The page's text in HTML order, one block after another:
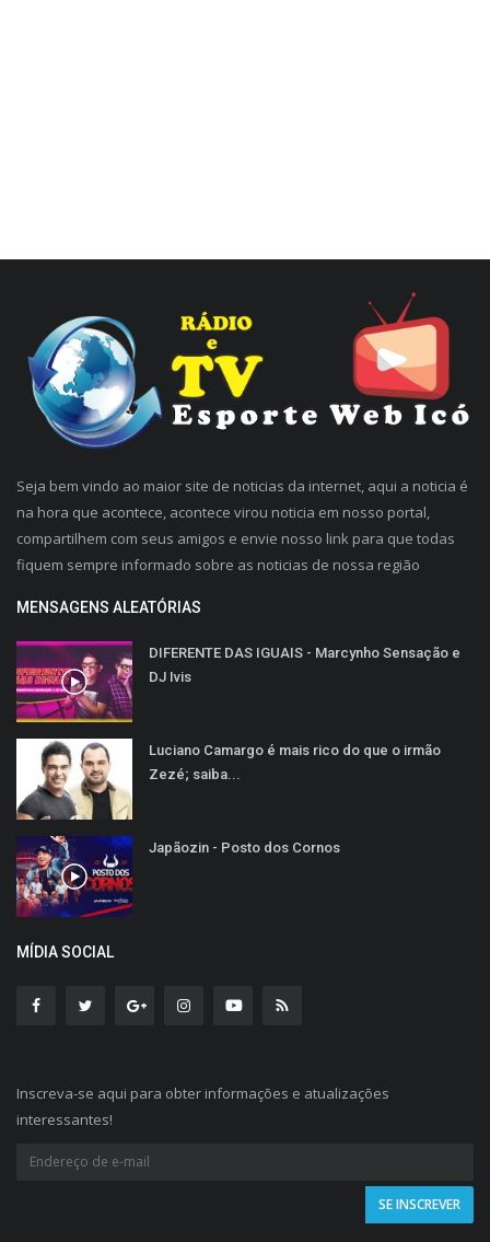
Seja bem vindo ao maior site de noticias da internet, aqui a noticia é
na hora que acontece, acontece virou noticia em nosso portal,
compartilhem com seus amigos e envie nosso link para que todas
fiquem sempre informado sobre as noticias de nossa região
MENSAGENS ALEATÓRIAS
DIFERENTE DAS IGUAIS - Marcynho Sensação e
DJ Ivis
Luciano Camargo é mais rico do que o irmão
Zezé; saiba...
Japãozin - Posto dos Cornos
MÍDIA SOCIAL
Inscreva-se aqui para obter informações e atualizações
interessantes!